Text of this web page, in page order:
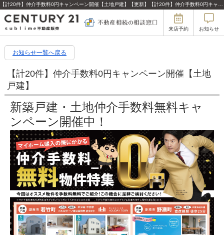
来店予約 お知らせ
お知らせ一覧へ戻る
【計20件】仲介手数料0円キャンペーン開催【土地
戸建】
新築戸建・土地仲介手数料無料キャ
ンペーン開催中！